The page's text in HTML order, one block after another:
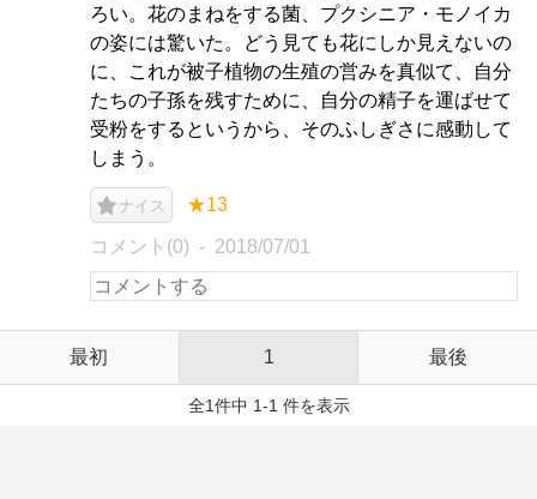
ろい。花のまねをする菌、プクシニア・モノイカ
の姿には驚いた。どう見ても花にしか見えないの
に、これが被子植物の生殖の営みを真似て、自分
たちの子孫を残すために、自分の精子を運ばせて
受粉をするというから、そのふしぎさに感動して
しまう。
ナイス ★13
コメント(0) 2018/07/01
最初 1 最後
全1件中 1-1 件を表示